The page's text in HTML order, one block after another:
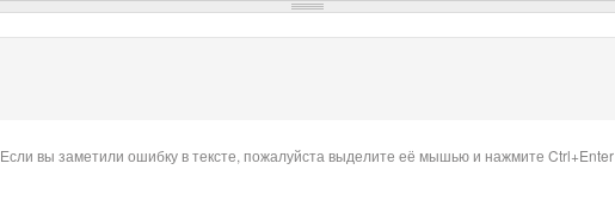
Если вы заметили ошибку в тексте, пожалуйста выделите её мышью и нажмите Ctrl+Enter